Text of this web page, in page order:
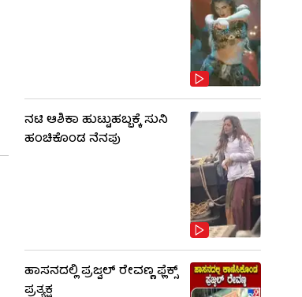
ನಟಿ ಆಶಿಕಾ ಹುಟ್ಟುಹಬ್ಬಕ್ಕೆ ಸುನಿ
ಹಂಚಿಕೊಂಡ ನೆನಪು
ಹಾಸನದಲ್ಲಿ ಪ್ರಜ್ವಲ್ ರೇವಣ್ಣ ಫ್ಲೆಕ್ಸ್
ಪ್ರತ್ಯಕ್ಷ